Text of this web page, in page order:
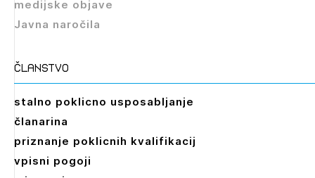
Izbrana vsebina je namenjena le ZAPS
dostopate, se je potrebno prijaviti.
PRIJAVITE SE
medijske objave
Javna naročila
članstvo
stalno poklicno usposabljanje
članarina
priznanje poklicnih kvalifikacij
vpisni pogoji